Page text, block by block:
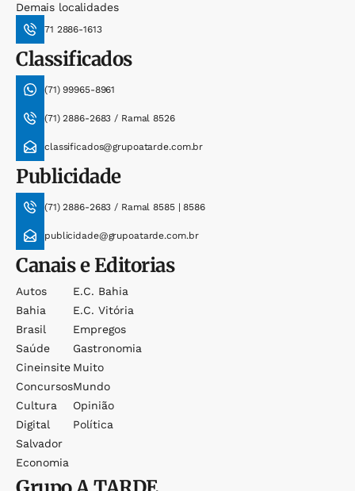
Demais localidades
71 2886-1613
Classificados
(71) 99965-8961
(71) 2886-2683 / Ramal 8526
classificados@grupoatarde.com.br
Publicidade
(71) 2886-2683 / Ramal 8585 | 8586
publicidade@grupoatarde.com.br
Canais e Editorias
Autos
Bahia
Brasil
Saúde
Cineinsite
Concursos
Cultura
Digital
Salvador
Economia
E.c. Bahia
E.c. Vitória
Empregos
Gastronomia
Muito
Mundo
Opinião
Política